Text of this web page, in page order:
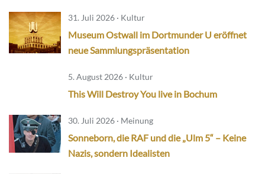
31. Juli 2026 · Kultur
Museum Ostwall im Dortmunder U eröffnet
neue Sammlungspräsentation
5. August 2026 · Kultur
This Will Destroy You live in Bochum
30. Juli 2026 · Meinung
Sonneborn, die RAF und die „Ulm 5“ – Keine
Nazis, sondern Idealisten